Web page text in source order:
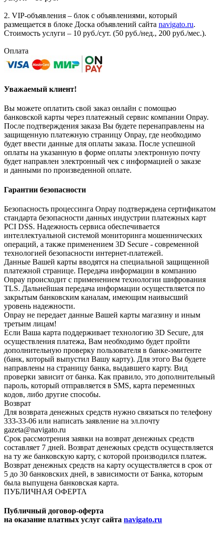
2. VIP-объявления – блок с объявлениями, который
размещается в блоке Доска объявлений сайта navigato.ru.
Стоимость услуги – 10 руб./сут. (50 руб./нед., 200 руб./мес.).
Оплата
Уважаемый клиент!
Вы можете оплатить свой заказ онлайн с помощью
банковской карты через платежный сервис компании Onpay.
После подтверждения заказа Вы будете перенаправлены на
защищенную платежную страницу Onpay, где необходимо
будет ввести данные для оплаты заказа. После успешной
оплаты на указанную в форме оплаты электронную почту
будет направлен электронный чек с информацией о заказе
и данными по произведенной оплате.
Гарантии безопасности
Безопасность процессинга Onpay подтверждена сертификатом
стандарта безопасности данных индустрии платежных карт
PCI DSS. Надежность сервиса обеспечивается
интеллектуальной системой мониторинга мошеннических
операций, а также применением 3D Secure - современной
технологией безопасности интернет-платежей.
Данные Вашей карты вводятся на специальной защищенной
платежной странице. Передача информации в компанию
Onpay происходит с применением технологии шифрования
TLS. Дальнейшая передача информации осуществляется по
закрытым банковским каналам, имеющим наивысший
уровень надежности.
Onpay не передает данные Вашей карты магазину и иным
третьим лицам!
Если Ваша карта поддерживает технологию 3D Secure, для
осуществления платежа, Вам необходимо будет пройти
дополнительную проверку пользователя в банке-эмитенте
(банк, который выпустил Вашу карту). Для этого Вы будете
направлены на страницу банка, выдавшего карту. Вид
проверки зависит от банка. Как правило, это дополнительный
пароль, который отправляется в SMS, карта переменных
кодов, либо другие способы.
Возврат
Для возврата денежных средств нужно связаться по телефону
333-33-06 или написать заявление на эл.почту
gazeta@navigato.ru
Срок рассмотрения заявки на возврат денежных средств
составляет 7 дней. Возврат денежных средств осуществляется
на ту же банковскую карту, с которой производился платеж.
Возврат денежных средств на карту осуществляется в срок от
5 до 30 банковских дней, в зависимости от Банка, которым
была выпущена банковская карта.
ПУБЛИЧНАЯ ОФЕРТА
Публичный договор-оферта
на оказание платных услуг сайта navigato.ru